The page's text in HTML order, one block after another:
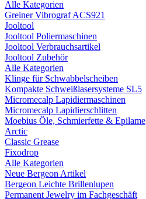
Alle Kategorien
Greiner Vibrograf ACS921
Jooltool
Jooltool Poliermaschinen
Jooltool Verbrauchsartikel
Jooltool Zubehör
Alle Kategorien
Klinge für Schwabbelscheiben
Kompakte Schweißlasersysteme SL5
Micromecalp Lapidiermaschinen
Micromecalp Lapidierschlitten
Moebius Öle, Schmierfette & Epilame
Arctic
Classic Grease
Fixodrop
Alle Kategorien
Neue Bergeon Artikel
Bergeon Leichte Brillenlupen
Permanent Jewelry im Fachgeschäft